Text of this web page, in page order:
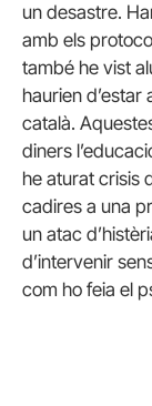
un desastre.
amb els
també he vist
haurien
català.
diners
he aturat crisis
cadires a una
un atac
d’intervenir
com ho feia el